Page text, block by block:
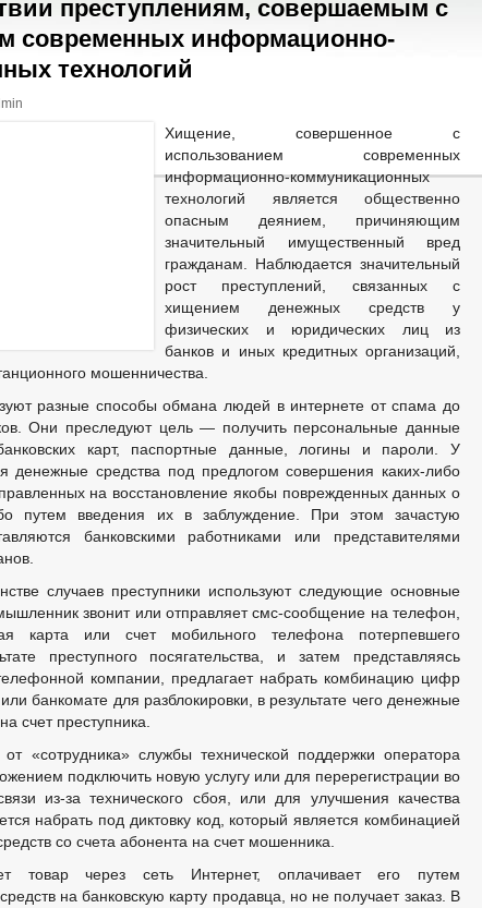
преступлениям, совершаемым с
современных информационно-
технологий
Хищение, совершенное с
использованием современных
информационно-коммуникационных
технологий является общественно
опасным деянием, причиняющим
значительный имущественный вред
гражданам. Наблюдается значительный
рост преступлений, связанных с
хищением денежных средств у
физических и юридических лиц из
банков и иных кредитных организаций,
мошенничества.
разные способы обмана людей в интернете от спама до
Они преследуют цель — получить персональные данные
карт, паспортные данные, логины и пароли. У
денежные средства под предлогом совершения каких-либо
на восстановление якобы поврежденных данных о
путем введения их в заблуждение. При этом зачастую
банковскими работниками или представителями
случаев преступники используют следующие основные
звонит или отправляет смс-сообщение на телефон,
карта или счет мобильного телефона потерпевшего
преступного посягательства, и затем представляясь
компании, предлагает набрать комбинацию цифр
банкомате для разблокировки, в результате чего денежные
счет преступника.
«сотрудника» службы технической поддержки оператора
подключить новую услугу или для перерегистрации во
из-за технического сбоя, или для улучшения качества
набрать под диктовку код, который является комбинацией
со счета абонента на счет мошенника.
товар через сеть Интернет, оплачивает его путем
на банковскую карту продавца, но не получает заказ. В